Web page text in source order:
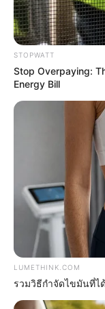
Japan's Greatest
Age: Just Stop
STOPWATT
Stop Overpaying:
Energy Bill
LUMETHINK.COM
รวมวิธีกำจัดไขมันที่ไ